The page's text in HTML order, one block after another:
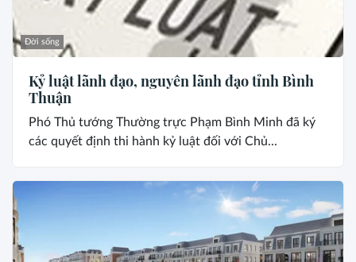
Đời sống
Kỷ luật lãnh đạo, nguyên lãnh đạo tỉnh Bình
Thuận
Phó Thủ tướng Thường trực Phạm Bình Minh đã ký
các quyết định thi hành kỷ luật đối với Chủ...